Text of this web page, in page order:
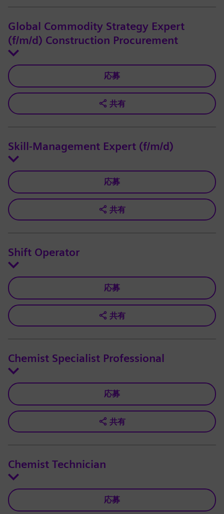
Global Commodity Strategy Expert
(f/m/d) Construction Procurement
応募
共有
Skill-Management Expert (f/m/d)
応募
共有
Shift Operator
応募
共有
Chemist Specialist Professional
応募
共有
Chemist Technician
応募